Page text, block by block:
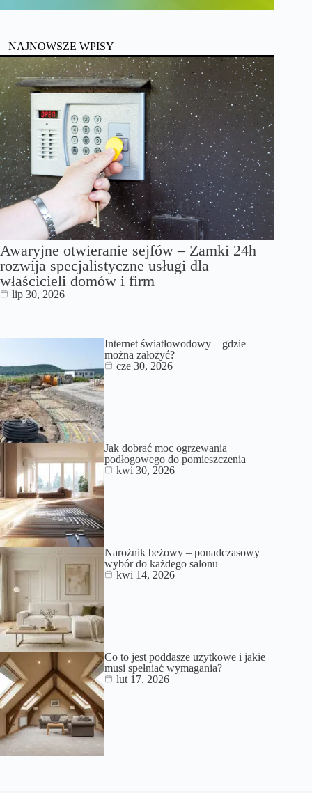
NAJNOWSZE WPISY
Awaryjne otwieranie sejfów – Zamki 24h
rozwija specjalistyczne usługi dla
właścicieli domów i firm
lip 30, 2026
Internet światłowodowy – gdzie
można założyć?
cze 30, 2026
Jak dobrać moc ogrzewania
podłogowego do pomieszczenia
kwi 30, 2026
Narożnik beżowy – ponadczasowy
wybór do każdego salonu
kwi 14, 2026
Co to jest poddasze użytkowe i jakie
musi spełniać wymagania?
lut 17, 2026